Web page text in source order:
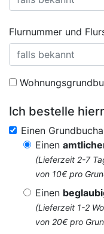
Flurnummer und
Ich bestelle
Einen
Einen
(Lieferzeit 2-7
von 10€ pro
Einen
(Lieferzeit 1-2
von 20€ pro